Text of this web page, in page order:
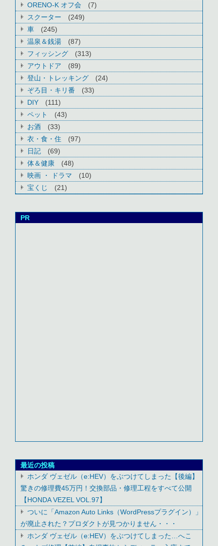
ORENO-K オフ会
(7)
スクーター
(249)
車
(245)
温泉＆銭湯
(87)
フィッシング
(313)
アウトドア
(89)
登山・トレッキング
(24)
ぞろ目・キリ番
(33)
DIY
(111)
ペット
(43)
お酒
(33)
衣・食・住
(97)
日記
(69)
体＆健康
(48)
映画 ・ ドラマ
(10)
宝くじ
(21)
PR
最近の投稿
ホンダ ヴェゼル（e:HEV）をぶつけてしまった【後編】
驚きの修理費45万円！交換部品・修理工程をすべて公開
【HONDA VEZEL VOL.97】
ついに「Amazon Auto Links（WordPressプラグイン）」
が廃止された？プロダクトが見つかりません・・・
ホンダ ヴェゼル（e:HEV）をぶつけてしまった…へこ